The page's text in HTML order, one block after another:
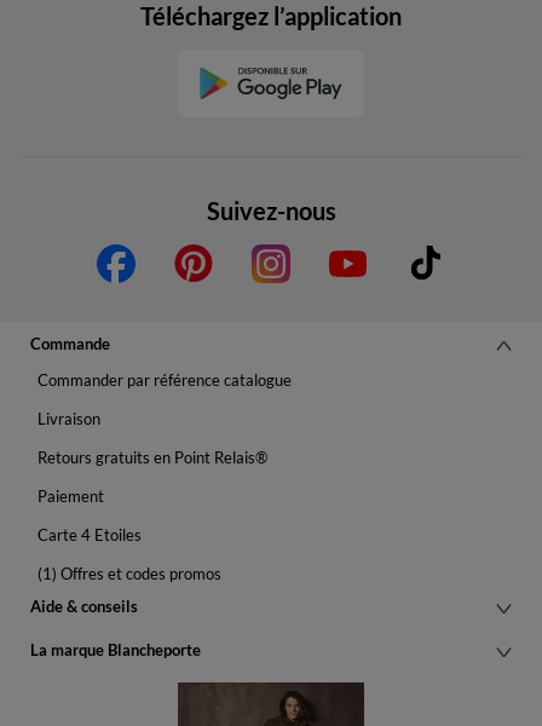
Suivez-nous
Téléchargez l’application
Commande
Commander par référence catalogue
Livraison
Retours gratuits en Point Relais®
Paiement
Carte 4 Etoiles
(1) Offres et codes promos
Aide & conseils
La marque Blancheporte